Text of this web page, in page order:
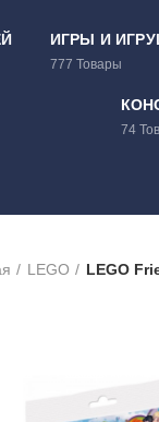
ИГРЫ И
777 Товары
74
LEGO LEGO